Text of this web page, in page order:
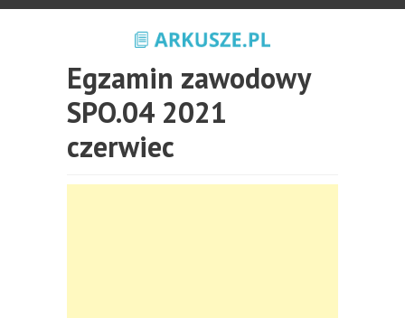
Egzamin zawodowy
SPO.04 2021
czerwiec